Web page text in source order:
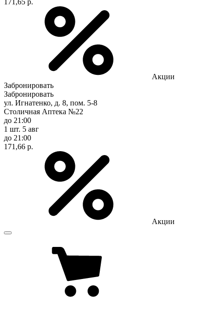
Акции
Забронировать
Забронировать
ул. Игнатенко, д. 8, пом. 5-8
Столичная Аптека №22
до 21:00
1 шт. 5 авг
до 21:00
171,66 р.
Акции